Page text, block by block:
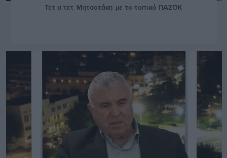
Τετ α τετ Μητσοτάκη με το τοπικό ΠΑΣΟΚ